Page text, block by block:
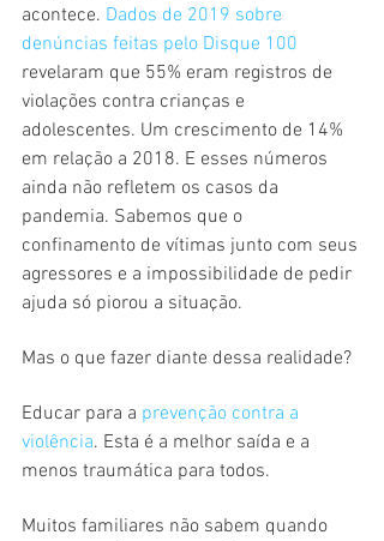
acontece. Dados de 2019 sobre
denúncias feitas pelo Disque 100
revelaram que 55% eram registros de
violações contra crianças e
adolescentes. Um crescimento de 14%
em relação a 2018. E esses números
ainda não refletem os casos da
pandemia. Sabemos que o
confinamento de vítimas junto com seus
agressores e a impossibilidade de pedir
ajuda só piorou a situação.
Mas o que fazer diante dessa realidade?
Educar para a prevenção contra a
violência. Esta é a melhor saída e a
menos traumática para todos.
Muitos familiares não sabem quando